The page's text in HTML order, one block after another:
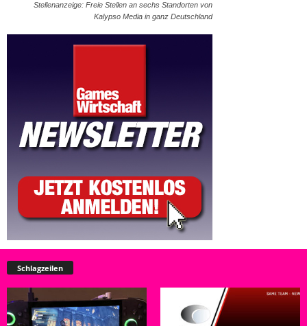
Stellenanzeige: Freie Stellen an sechs Standorten von
Kalypso Media in ganz Deutschland
Schlagzeilen